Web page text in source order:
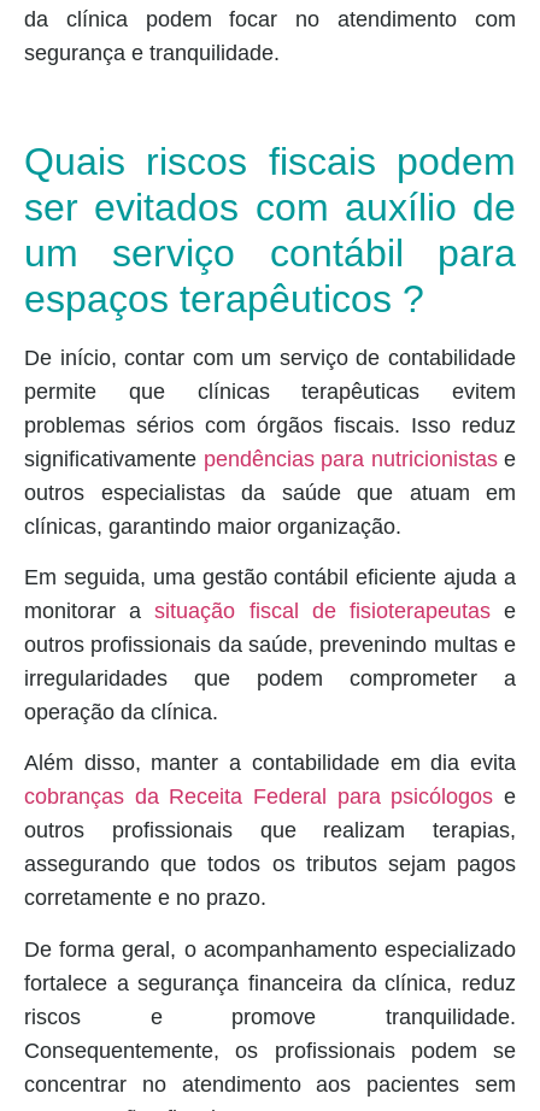
da clínica podem focar no atendimento com
segurança e tranquilidade.
Quais riscos fiscais podem
ser evitados com auxílio de
um serviço contábil para
espaços terapêuticos ?
De início, contar com um serviço de contabilidade
permite que clínicas terapêuticas evitem
problemas sérios com órgãos fiscais. Isso reduz
significativamente pendências para nutricionistase
outros especialistas da saúde que atuam em
clínicas, garantindo maior organização.
Em seguida, uma gestão contábil eficiente ajuda a
monitorar asituação fiscal de fisioterapeutase
outros profissionais da saúde, prevenindo multas e
irregularidades que podem comprometer a
operação da clínica.
Além disso, manter a contabilidade em dia evita
cobranças da Receita Federal para psicólogos e
outros profissionais que realizam terapias,
assegurando que todos os tributos sejam pagos
corretamente e no prazo.
De forma geral, o acompanhamento especializado
fortalece a segurança financeira da clínica, reduz
riscos e promove tranquilidade.
Consequentemente, os profissionais podem se
concentrar no atendimento aos pacientes sem